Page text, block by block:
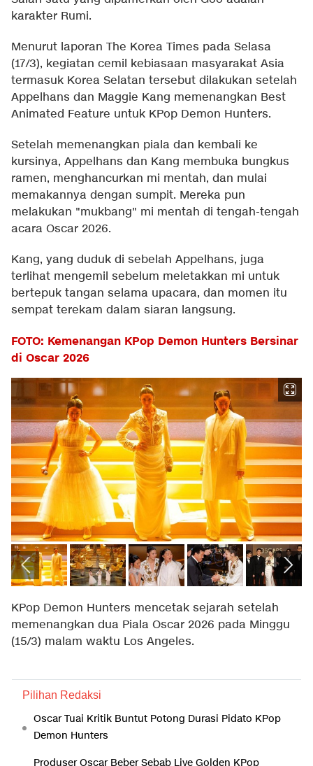
karakter Rumi.
Menurut laporan The Korea Times pada Selasa
(17/3), kegiatan cemil kebiasaan masyarakat Asia
termasuk Korea Selatan tersebut dilakukan setelah
Appelhans dan Maggie Kang memenangkan Best
Animated Feature untuk KPop Demon Hunters.
Setelah memenangkan piala dan kembali ke
kursinya, Appelhans dan Kang membuka bungkus
ramen, menghancurkan mi mentah, dan mulai
memakannya dengan sumpit. Mereka pun
melakukan "mukbang" mi mentah di tengah-tengah
acara Oscar 2026.
Kang, yang duduk di sebelah Appelhans, juga
terlihat mengemil sebelum meletakkan mi untuk
bertepuk tangan selama upacara, dan momen itu
sempat terekam dalam siaran langsung.
FOTO: Kemenangan KPop Demon Hunters Bersinar
di Oscar 2026
KPop Demon Hunters mencetak sejarah setelah
memenangkan dua Piala Oscar 2026 pada Minggu
(15/3) malam waktu Los Angeles.
Pilihan Redaksi
Oscar Tuai Kritik Buntut Potong Durasi Pidato KPop
Demon Hunters
Produser Oscar Beber Sebab Live Golden KPop